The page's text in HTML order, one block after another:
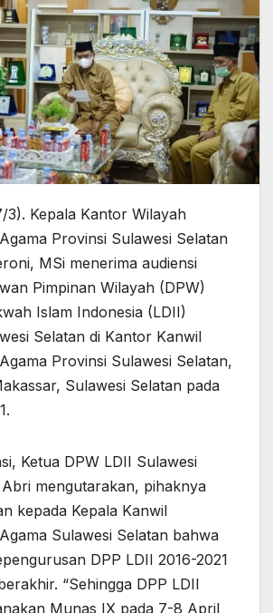
3). Kepala Kantor Wilayah
Provinsi Sulawesi Selatan
MSi menerima audiensi
Pimpinan Wilayah (DPW)
Islam Indonesia (LDII)
Selatan di Kantor Kanwil
Provinsi Sulawesi Selatan,
Sulawesi Selatan pada
Ketua DPW LDII Sulawesi
mengutarakan, pihaknya
kepada Kepala Kanwil
Sulawesi Selatan bahwa
DPP LDII 2016-2021
“Sehingga DPP LDII
Munas IX pada 7-8 April